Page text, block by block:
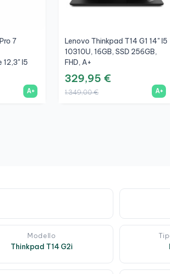
7
I5
A+
Lenovo Thinkpad T14 G1 14" I5
10310U, 16GB, SSD 256GB,
FHD, A+
329,95 €
1.349,00 € A+
Modello
Thinkpad T14 G2i